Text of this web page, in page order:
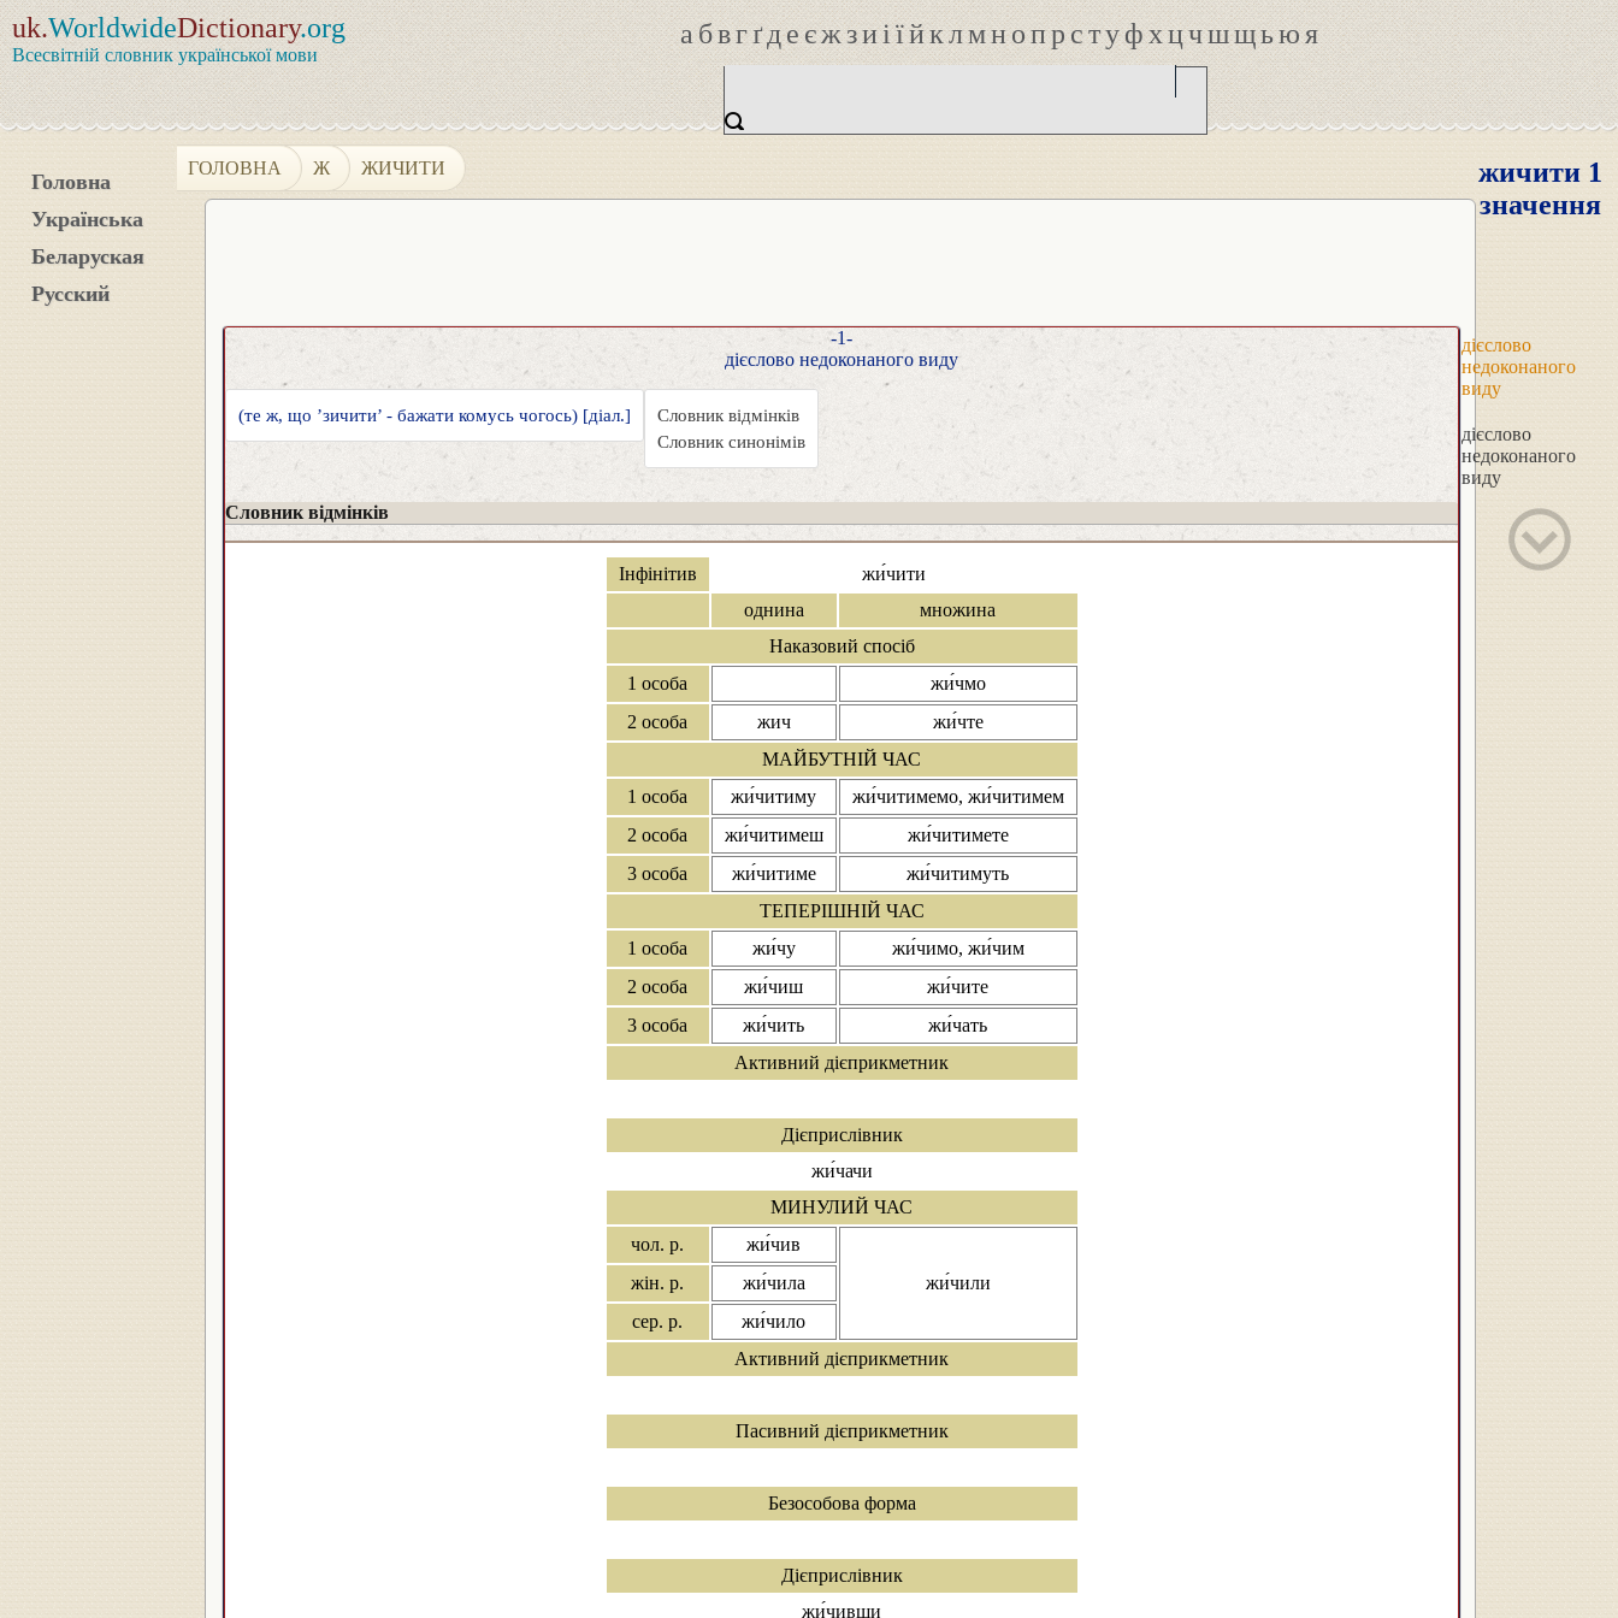
uk.WorldwideDictionary.org
Всесвітній словник української мови
абвгґдеєжзиіїйклмнопрстуфхцчшщьюя
Головна
Українська
Беларуская
Русский
ГОЛОВНА Ж ЖИЧИТИ
жичити 1
значення
дієслово
недоконаного
виду
дієслово
недоконаного
виду
-1-
дієслово недоконаного виду
(те ж, що ’зичити’ - бажати комусь чогось) [діал.]
Словник відмінків
Словник синонімів
Словник відмінків
Інфінітив
жи́чити
однина
множина
Наказовий спосіб
1 особа
жи́чмо
2 особа
жич
жи́чте
МАЙБУТНІЙ ЧАС
1 особа
жи́читиму
жи́читимемо, жи́читимем
2 особа
жи́читимеш
жи́читимете
3 особа
жи́читиме
жи́читимуть
ТЕПЕРІШНІЙ ЧАС
1 особа
жи́чу
жи́чимо, жи́чим
2 особа
жи́чиш
жи́чите
3 особа
жи́чить
жи́чать
Активний дієприкметник
Дієприслівник
жи́чачи
МИНУЛИЙ ЧАС
чол. р.
жи́чив
жи́чили
жін. р.
жи́чила
сер. р.
жи́чило
Активний дієприкметник
Пасивний дієприкметник
Безособова форма
Дієприслівник
жи́чивши